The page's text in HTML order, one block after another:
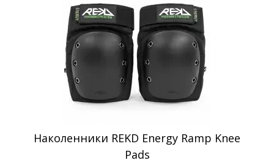
Наколенники REKD Energy Ramp Knee
Pads